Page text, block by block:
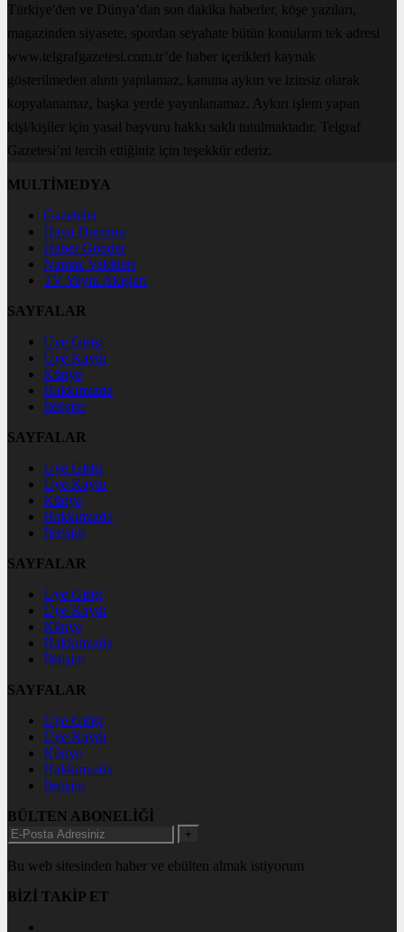
Türkiye'den ve Dünya’dan son dakika haberler, köşe yazıları,
magazinden siyasete, spordan seyahate bütün konuların tek adresi
www.telgrafgazetesi.com.tr’de haber içerikleri kaynak
gösterilmeden alıntı yapılamaz, kanuna aykırı ve izinsiz olarak
kopyalanamaz, başka yerde yayınlanamaz. Aykırı işlem yapan
kişi/kişiler için yasal başvuru hakkı saklı tutulmaktadır. Telgraf
Gazetesi’ni tercih ettiğiniz için teşekkür ederiz.
MULTİMEDYA
Gazeteler
Hava Durumu
Haber Gönder
Namaz Vakitleri
TV Yayın Akışları
SAYFALAR
Üye Girişi
Üye Kaydı
Künye
Hakkımızda
İletişim
SAYFALAR
Üye Girişi
Üye Kaydı
Künye
Hakkımızda
İletişim
SAYFALAR
Üye Girişi
Üye Kaydı
Künye
Hakkımızda
İletişim
SAYFALAR
Üye Girişi
Üye Kaydı
Künye
Hakkımızda
İletişim
BÜLTEN ABONELİĞİ
+
Bu web sitesinden haber ve ebülten almak istiyorum
BİZİ TAKİP ET